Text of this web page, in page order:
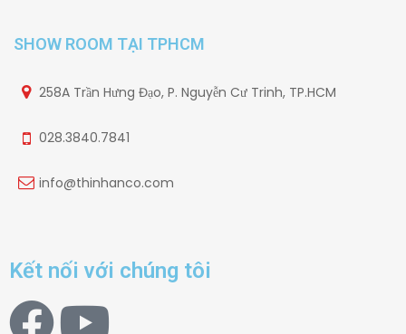
SHOW ROOM TẠI TPHCM
258A Trần Hưng Đạo, P. Nguyễn Cư Trinh, TP.HCM
028.3840.7841
info@thinhanco.com
Kết nối với chúng tôi